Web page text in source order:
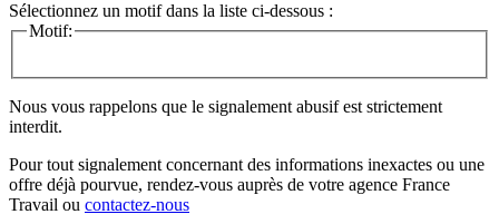
Sélectionnez un motif dans la liste ci-dessous :
Motif:
Nous vous rappelons que le signalement abusif est strictement
interdit.
Pour tout signalement concernant des informations inexactes ou une
offre déjà pourvue, rendez-vous auprès de votre agence France
Travail ou contactez-nous